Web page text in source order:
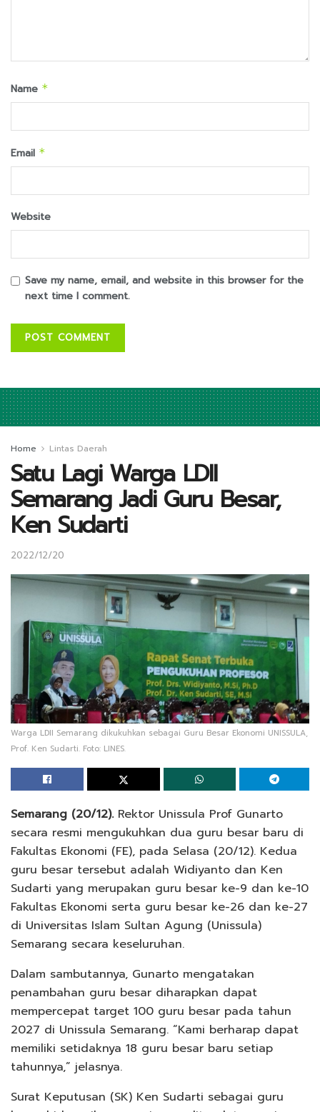
Name *
Email *
Website
Save my name, email, and website in this browser for the
next time I comment.
Home Lintas Daerah
Satu Lagi Warga LDII
Semarang Jadi Guru Besar,
Ken Sudarti
2022/12/20
Warga LDII Semarang dikukuhkan sebagai Guru Besar Ekonomi UNISSULA,
Prof. Ken Sudarti. Foto: LINES.
Semarang (20/12).Rektor Unissula Prof Gunarto
secara resmi mengukuhkan dua guru besar baru di
Fakultas Ekonomi (FE), pada Selasa (20/12). Kedua
guru besar tersebut adalah Widiyanto dan Ken
Sudarti yang merupakan guru besar ke-9 dan ke-10
Fakultas Ekonomi serta guru besar ke-26 dan ke-27
di Universitas Islam Sultan Agung (Unissula)
Semarang secara keseluruhan.
Dalam sambutannya, Gunarto mengatakan
penambahan guru besar diharapkan dapat
mempercepat target 100 guru besar pada tahun
2027 di Unissula Semarang. “Kami berharap dapat
memiliki setidaknya 18 guru besar baru setiap
tahunnya,” jelasnya.
Surat Keputusan (SK) Ken Sudarti sebagai guru